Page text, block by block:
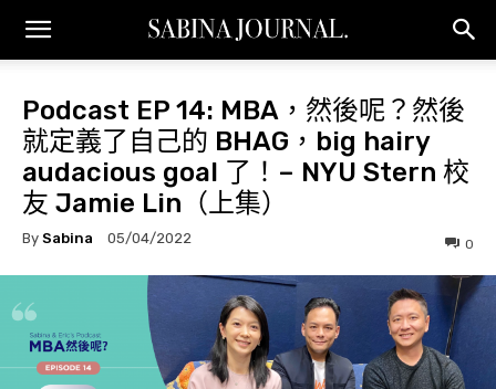
Podcast EP 14: MBA，然後呢？然後
就定義了自己的 BHAG，big hairy
audacious goal 了！– NYU Stern 校
友 Jamie Lin（上集）
By Sabina 05/04/2022 0